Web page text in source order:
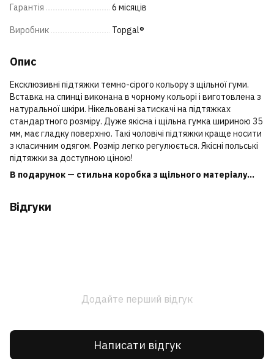
Гарантія 6 місяців
Виробник Topgal®
Опис
Ексклюзивні підтяжки темно-сірого кольору з щільної гуми.
Вставка на спинці виконана в чорному кольорі і виготовлена з
натуральної шкіри. Нікельовані затискачі на підтяжках
стандартного розміру. Дуже якісна і щільна гумка шириною 35
мм, має гладку поверхню. Такі чоловічі підтяжки краще носити
з класичним одягом. Розмір легко регулюється. Якісні польські
підтяжки за доступною ціною!
В подарунок — стильна коробка з щільного матеріалу...
Відгуки
Додайте перший відгук
Написати відгук